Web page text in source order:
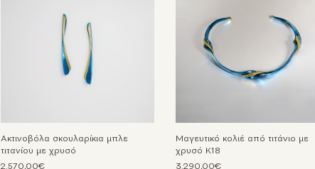
Ακτινοβόλα σκουλαρίκια μπλε
τιτανίου με χρυσό
2.570,00€
Μαγευτικό κολιέ από τιτάνιο με
χρυσό Κ18
3.290,00€